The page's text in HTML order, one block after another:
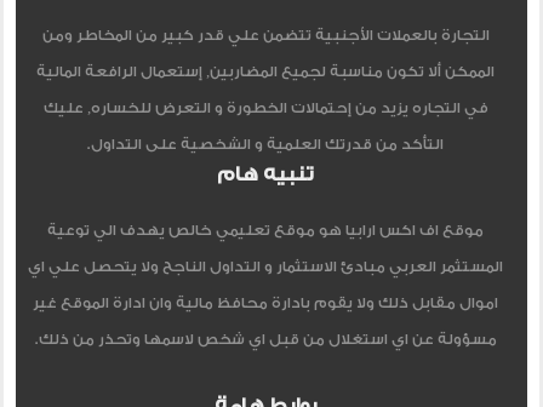
التجارة بالعملات الأجنبية تتضمن علي قدر كبير من المخاطر ومن
الممكن ألا تكون مناسبة لجميع المضاربين, إستعمال الرافعة المالية
في التجاره يزيد من إحتمالات الخطورة و التعرض للخساره, عليك
التأكد من قدرتك العلمية و الشخصية على التداول.
تنبيه هام
موقع اف اكس ارابيا هو موقع تعليمي خالص يهدف الي توعية
المستثمر العربي مبادئ الاستثمار و التداول الناجح ولا يتحصل علي اي
اموال مقابل ذلك ولا يقوم بادارة محافظ مالية وان ادارة الموقع غير
مسؤولة عن اي استغلال من قبل اي شخص لاسمها وتحذر من ذلك.